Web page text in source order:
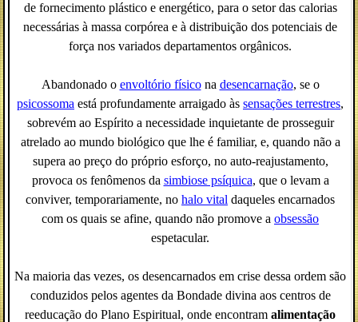
de fornecimento plástico e energético, para o setor das calorias
necessárias à massa corpórea e à distribuição dos potenciais de
força nos variados departamentos orgânicos.
Abandonado o envoltório físicona desencarnação, se o
psicossoma está profundamente arraigado às sensações terrestres,
sobrevém ao Espírito a necessidade inquietante de prosseguir
atrelado ao mundo biológico que lhe é familiar, e, quando não a
supera ao preço do próprio esforço, no auto-reajustamento,
provoca os fenômenos da simbiose psíquica, que o levam a
conviver, temporariamente, no halo vital daqueles encarnados
com os quais se afine, quando não promove a obsessão
espetacular.
Na maioria das vezes, os desencarnados em crise dessa ordem são
conduzidos pelos agentes da Bondade divina aos centros de
reeducação do Plano Espiritual, onde encontram alimentação